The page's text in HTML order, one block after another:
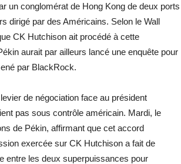
un conglomérat de Hong Kong de deux ports
dirigé par des Américains. Selon le Wall
CK Hutchison ait procédé à cette
aurait par ailleurs lancé une enquête pour
par BlackRock.
de négociation face au président
pas sous contrôle américain. Mardi, le
de Pékin, affirmant que cet accord
exercée sur CK Hutchison a fait de
entre les deux superpuissances pour